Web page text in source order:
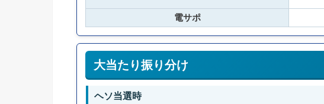
電サポ
大当たり振り分け
ヘソ当選時